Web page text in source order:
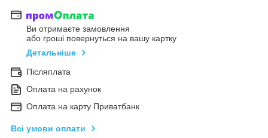
Ви отримаєте замовлення
або гроші повернуться на вашу картку
Детальніше
Післяплата
Оплата на рахунок
Оплата на карту Приватбанк
Всі умови оплати